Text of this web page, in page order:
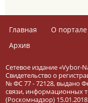
Главная О портале
Архив
Сетевое издание «Vybor-
Свидетельство о
№ ФС 77 - 72128, выдано
связи, информационных
(Роскомнадзор)